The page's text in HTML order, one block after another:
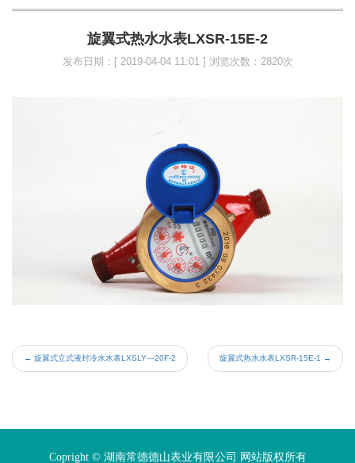
旋翼式热水水表LXSR-15E-2
发布日期：[ 2019-04-04 11:01 ] 浏览次数：2820次
← 旋翼式立式液封冷水水表LXSLY—20F-2 旋翼式热水水表LXSR-15E-1 →
Copright © 湖南常德德山表业有限公司 网站版权所有